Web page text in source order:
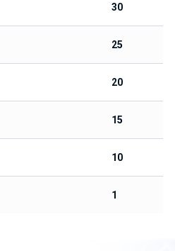
30
25
20
15
10
1